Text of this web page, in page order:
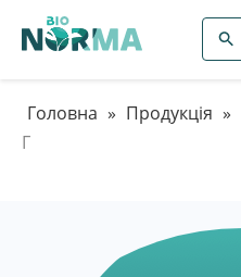
Головна » Продукція »
Г